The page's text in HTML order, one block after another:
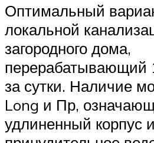
Оптимальный
локальной
загородного дома,
перерабатывающий
за сутки. Наличие
Long и Пр,
удлиненный корпус и